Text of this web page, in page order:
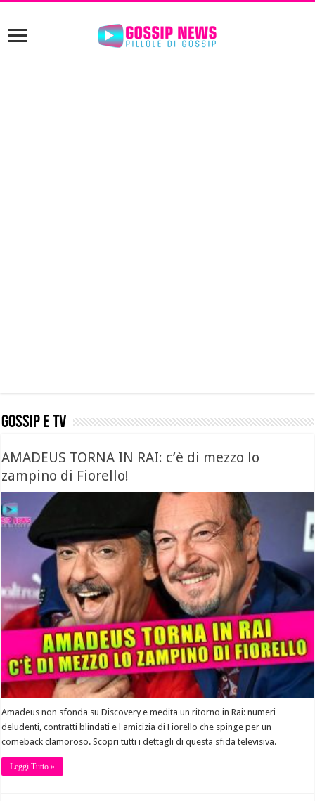
GOSSIP E TV
AMADEUS TORNA IN RAI: c’è di mezzo lo
zampino di Fiorello!
Amadeus non sfonda su Discovery e medita un ritorno in Rai: numeri
deludenti, contratti blindati e l'amicizia di Fiorello che spinge per un
comeback clamoroso. Scopri tutti i dettagli di questa sfida televisiva.
Leggi Tutto »